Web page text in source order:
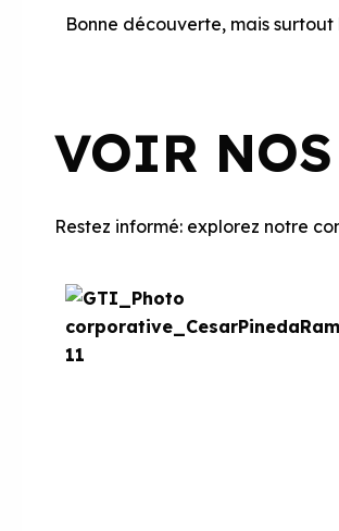
Bonne découverte, mais
VOIR NOS
Restez informé: explorez notre